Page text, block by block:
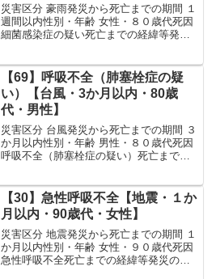
災害区分 豪雨発災から死亡までの期間 １
週間以内性別・年齢 女性・８０歳代死因
細菌感染症の疑い死亡までの経緯等発災
発災時は早朝に付近一帯が被災し、自宅
が床上浸水した。...
【69】呼吸不全（肺塞栓症の疑
い）【台風・3か月以内・80歳
代・男性】
災害区分 台風発災から死亡までの期間 ３
か月以内性別・年齢 男性・８０歳代死因
呼吸不全（肺塞栓症の疑い）死亡までの
もあったが、日常生活には支障は無かっ
た。発災時は自宅...
【30】急性呼吸不全【地震・１か
月以内・90歳代・女性】
災害区分 地震発災から死亡までの期間 １
か月以内性別・年齢 女性・９０歳代死因
急性呼吸不全死亡までの経緯等発災の半